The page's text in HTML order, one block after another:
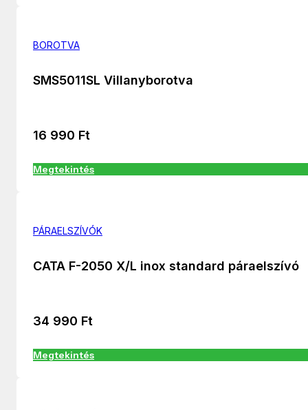
BOROTVA
SMS5011SL Villanyborotva
16 990 Ft
Megtekintés
PÁRAELSZÍVÓK
CATA F-2050 X/L inox standard páraelszívó
34 990 Ft
Megtekintés